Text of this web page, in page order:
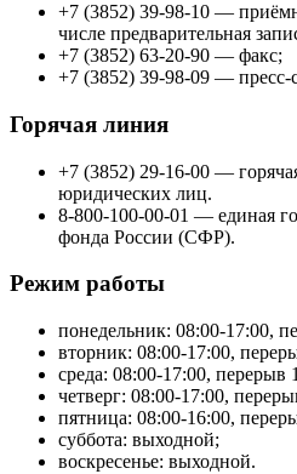
+7 (3852) 39-98-10 —
числе предварительная
+7 (3852) 63-20-90 — факс;
+7 (3852) 39-98-09 —
Горячая линия
+7 (3852) 29-16-00 —
юридических лиц.
8-800-100-00-01 — единая
фонда России (СФР).
Режим работы
понедельник: 08:00-17:00,
вторник: 08:00-17:00,
среда: 08:00-17:00, перерыв
четверг: 08:00-17:00,
пятница: 08:00-16:00,
суббота: выходной;
воскресенье: выходной.